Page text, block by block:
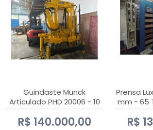
Guindaste Munck
Articulado PHD 20006 - 10
Ton
R$ 140.000,00
Prensa
mm - 65
R$